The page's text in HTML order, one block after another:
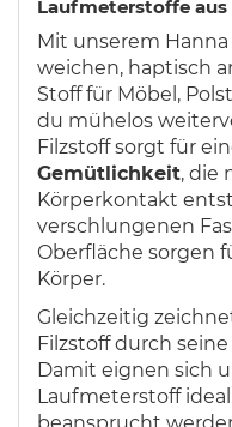
Laufmeterstoffe
Mit unserem
weichen, haptisch
Stoff für Möbel,
du mühelos
Filzstoff sorgt für
Gemütlichkeit, die
Körperkontakt
verschlungenen
Oberfläche sorgen
Körper.
Gleichzeitig
Filzstoff durch seine
Damit eignen sich
Laufmeterstoff
beansprucht